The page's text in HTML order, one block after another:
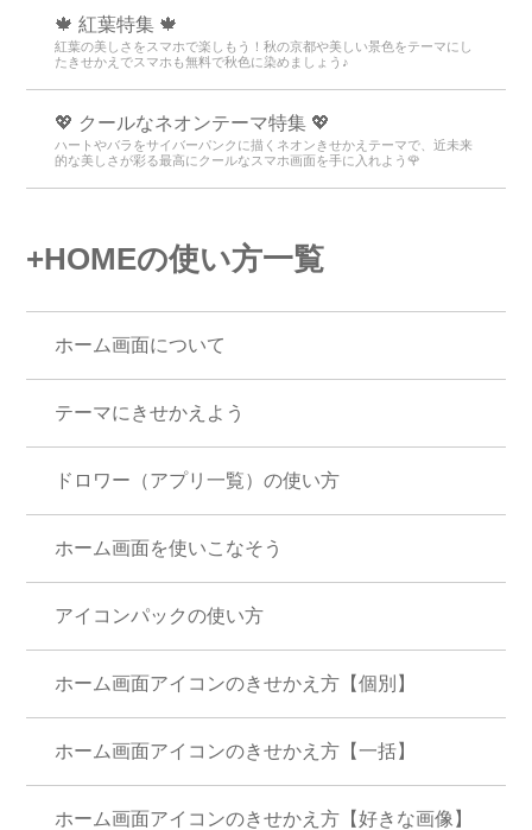
🍁 紅葉特集 🍁
紅葉の美しさをスマホで楽しもう！秋の京都や美しい景色をテーマにし
たきせかえでスマホも無料で秋色に染めましょう♪
💖 クールなネオンテーマ特集 💖
ハートやバラをサイバーパンクに描くネオンきせかえテーマで、近未来
的な美しさが彩る最高にクールなスマホ画面を手に入れよう🌹
+HOMEの使い方一覧
ホーム画面について
テーマにきせかえよう
ドロワー（アプリ一覧）の使い方
ホーム画面を使いこなそう
アイコンパックの使い方
ホーム画面アイコンのきせかえ方【個別】
ホーム画面アイコンのきせかえ方【一括】
ホーム画面アイコンのきせかえ方【好きな画像】